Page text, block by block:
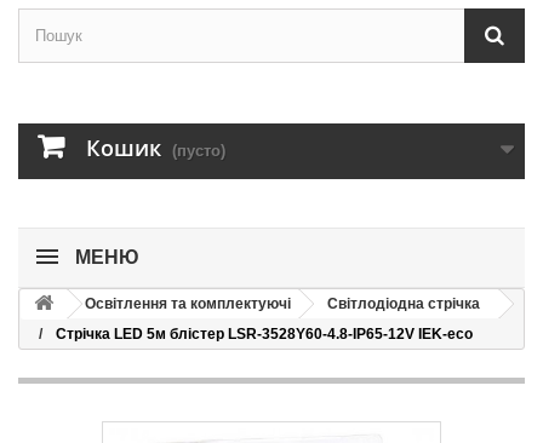
Кошик (пусто)
МЕНЮ
Освітлення та комплектуючі
Світлодіодна стрічка
Стрічка LED 5м блістер LSR-3528Y60-4.8-IP65-12V IEK-eco